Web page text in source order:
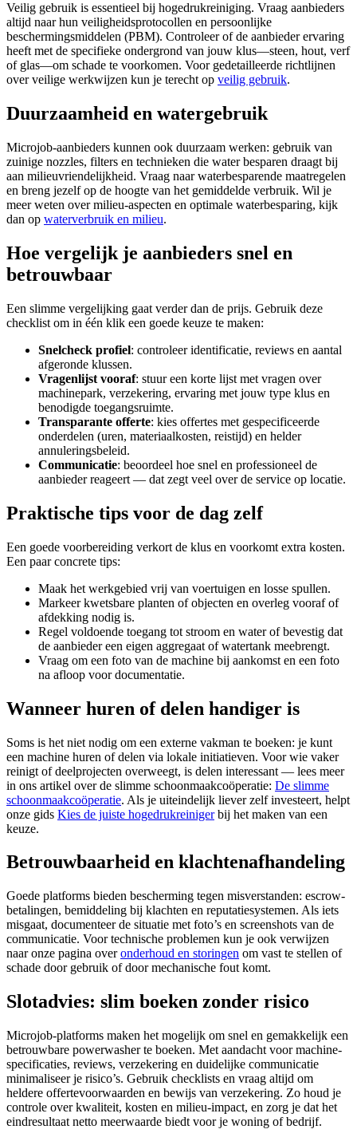
Veilig gebruik is essentieel bij hogedrukreiniging. Vraag aanbieders
altijd naar hun veiligheidsprotocollen en persoonlijke
beschermingsmiddelen (PBM). Controleer of de aanbieder ervaring
heeft met de specifieke ondergrond van jouw klus—steen, hout, verf
of glas—om schade te voorkomen. Voor gedetailleerde richtlijnen
over veilige werkwijzen kun je terecht op veilig gebruik.
Duurzaamheid en watergebruik
Microjob-aanbieders kunnen ook duurzaam werken: gebruik van
zuinige nozzles, filters en technieken die water besparen draagt bij
aan milieuvriendelijkheid. Vraag naar waterbesparende maatregelen
en breng jezelf op de hoogte van het gemiddelde verbruik. Wil je
meer weten over milieu-aspecten en optimale waterbesparing, kijk
dan op waterverbruik en milieu.
Hoe vergelijk je aanbieders snel en
betrouwbaar
Een slimme vergelijking gaat verder dan de prijs. Gebruik deze
checklist om in één klik een goede keuze te maken:
Snelcheck profiel: controleer identificatie, reviews en aantal
afgeronde klussen.
Vragenlijst vooraf: stuur een korte lijst met vragen over
machinepark, verzekering, ervaring met jouw type klus en
benodigde toegangsruimte.
Transparante offerte: kies offertes met gespecificeerde
onderdelen (uren, materiaalkosten, reistijd) en helder
annuleringsbeleid.
Communicatie: beoordeel hoe snel en professioneel de
aanbieder reageert — dat zegt veel over de service op locatie.
Praktische tips voor de dag zelf
Een goede voorbereiding verkort de klus en voorkomt extra kosten.
Een paar concrete tips:
Maak het werkgebied vrij van voertuigen en losse spullen.
Markeer kwetsbare planten of objecten en overleg vooraf of
afdekking nodig is.
Regel voldoende toegang tot stroom en water of bevestig dat
de aanbieder een eigen aggregaat of watertank meebrengt.
Vraag om een foto van de machine bij aankomst en een foto
na afloop voor documentatie.
Wanneer huren of delen handiger is
Soms is het niet nodig om een externe vakman te boeken: je kunt
een machine huren of delen via lokale initiatieven. Voor wie vaker
reinigt of deelprojecten overweegt, is delen interessant — lees meer
in ons artikel over de slimme schoonmaakcoöperatie: De slimme
schoonmaakcoöperatie. Als je uiteindelijk liever zelf investeert, helpt
onze gids Kies de juiste hogedrukreinigerbij het maken van een
keuze.
Betrouwbaarheid en klachtenafhandeling
Goede platforms bieden bescherming tegen misverstanden: escrow-
betalingen, bemiddeling bij klachten en reputatiesystemen. Als iets
misgaat, documenteer de situatie met foto’s en screenshots van de
communicatie. Voor technische problemen kun je ook verwijzen
naar onze pagina overonderhoud en storingen om vast te stellen of
schade door gebruik of door mechanische fout komt.
Slotadvies: slim boeken zonder risico
Microjob-platforms maken het mogelijk om snel en gemakkelijk een
betrouwbare powerwasher te boeken. Met aandacht voor machine-
specificaties, reviews, verzekering en duidelijke communicatie
minimaliseer je risico’s. Gebruik checklists en vraag altijd om
heldere offertevoorwaarden en bewijs van verzekering. Zo houd je
controle over kwaliteit, kosten en milieu-impact, en zorg je dat het
eindresultaat netto meerwaarde biedt voor je woning of bedrijf.